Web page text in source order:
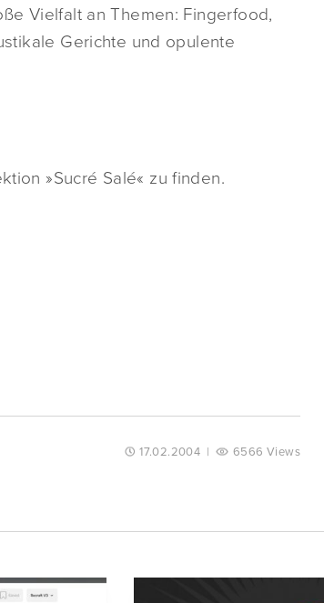
Vielfalt an Themen: Fingerfood,
Gerichte und opulente
»Sucré Salé« zu finden.
17.02.2004 | 6566 Views